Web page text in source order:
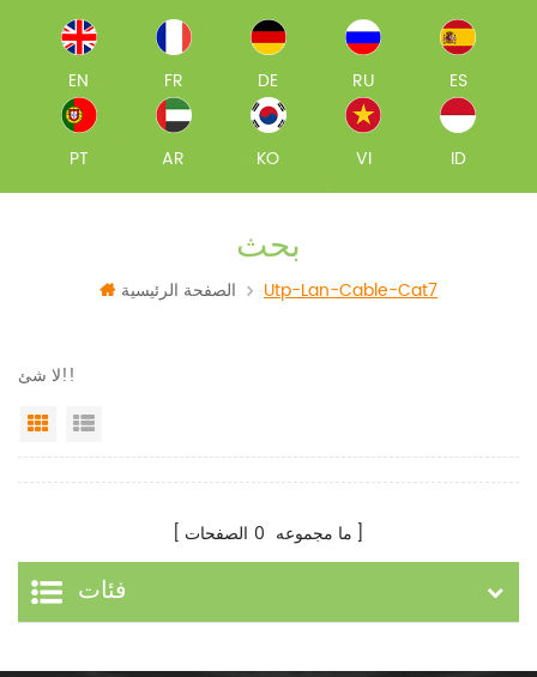
EN FR DE RU ES
PT AR KO VI ID
بحث
الصفحة الرئيسية Utp-Lan-Cable-Cat7
لا شئ!!
Grid View
ما مجموعه 0 الصفحات
فئات